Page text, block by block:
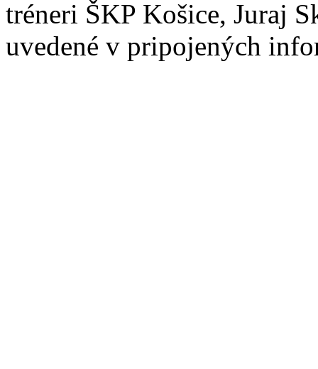
tréneri ŠKP Košice, Juraj
uvedené v pripojených